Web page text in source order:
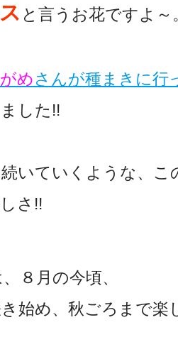
と言うお花ですよ～
めさんが種まきに行
した!!
いていくような、こ
さ!!
８月の今頃、
始め、秋ごろまで楽